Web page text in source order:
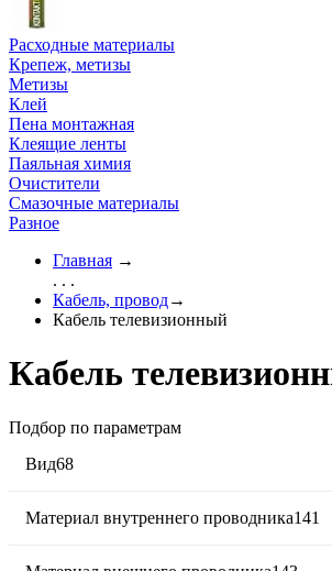
Расходные материалы
Крепеж, метизы
Метизы
Клей
Пена монтажная
Клеящие ленты
Паяльная химия
Очистители
Смазочные материалы
Разное
Главная →
. . .
Кабель, провод→
Кабель телевизионный
Кабель
Подбор по параметрам
Вид68
Материал внутреннего проводника141